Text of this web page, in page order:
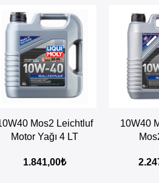
EKLE
Mos2 Leichtluf
Motor Yağı 4 LT
1.841,00₺
SEPETE
10W40